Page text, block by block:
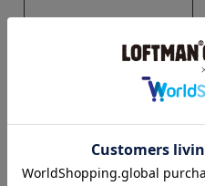
CORONA作のパンツは、